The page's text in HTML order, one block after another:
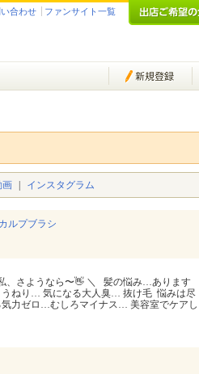
合わせ ファンサイト一覧
画 インスタグラム
ルプブラシ
、さようなら〜👋 ＼ ⁡ ⁡ 髪の悩み…あります
ねり… 気になる大人臭… 抜け毛 ⁡ 悩みは尽
力ゼロ…むしろマイナス… 美容室でケアし